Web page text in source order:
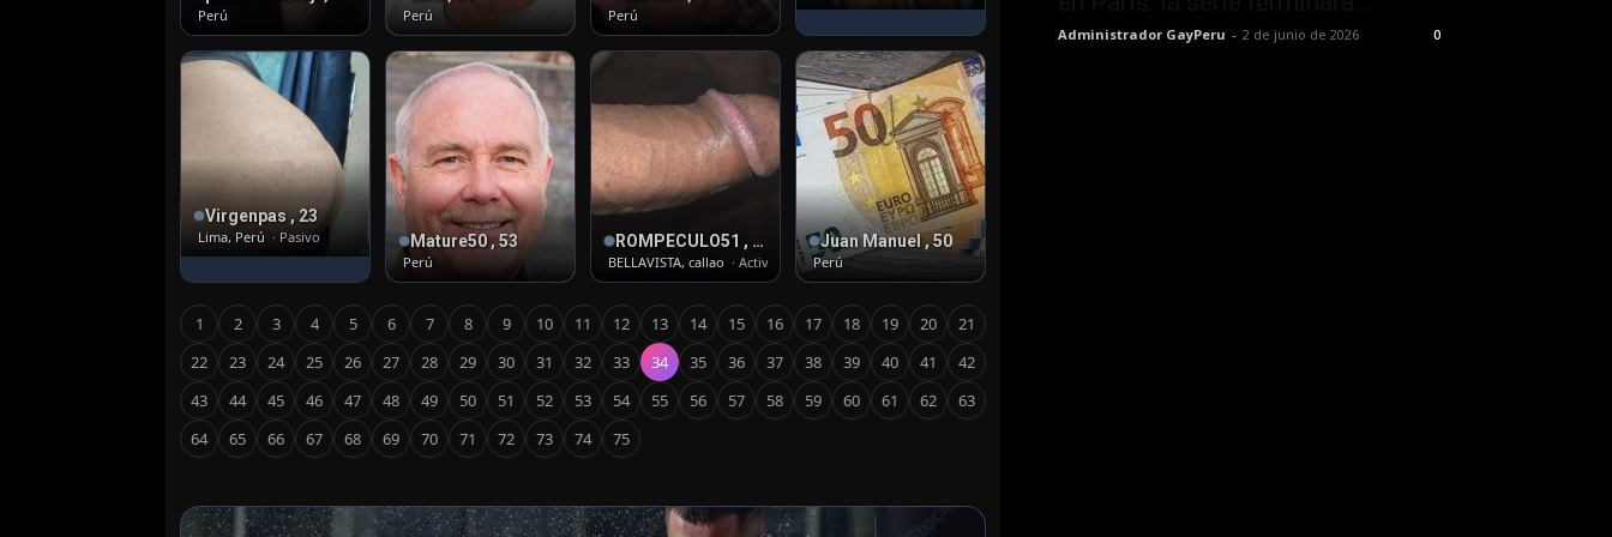
Perú Perú Perú
Virgenpas , 23
Lima, Perú · Pasivo Mature50 , 53
Perú
ROMPECULO51 , 59
BELLAVISTA, callao · Activo
Juan Manuel , 50
Perú
1 2 3 4 5 6 7 8 9 10 11 12 13 14 15 16 17 18 19 20
21
22
23 24 25 26 27 28 29 30 31 32 33 34 35 36 37 38 39 40 41
42
43
44 45 46 47 48 49 50 51 52 53 54 55 56 57 58 59 60 61 62
63
64
65 66 67 68 69 70 71 72 73 74 75
Administrador GayPeru - 2 de junio de 2026 0